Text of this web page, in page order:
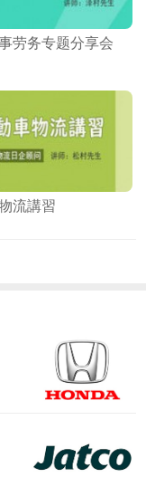
劳务专题分享会
流講習